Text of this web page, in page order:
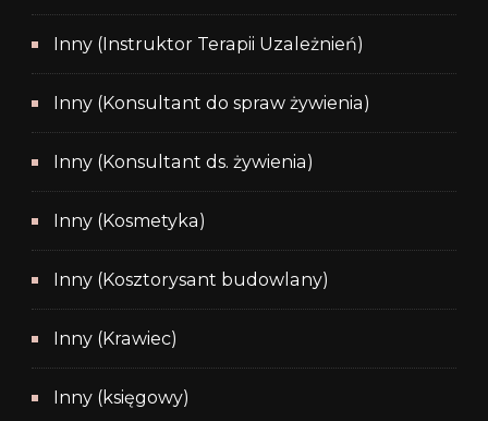
Inny (Instruktor Terapii Uzależnień)
Inny (Konsultant do spraw żywienia)
Inny (Konsultant ds. żywienia)
Inny (Kosmetyka)
Inny (Kosztorysant budowlany)
Inny (Krawiec)
Inny (księgowy)